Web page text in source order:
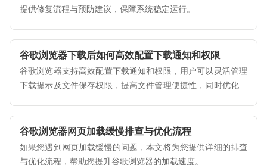
提供修复流程与预防建议，保障系统稳定运行。
谷歌浏览器下载后如何高效配置下载通知和权限
谷歌浏览器支持高效配置下载通知和权限，用户可以灵活管理
下载提示及文件保存权限，提高文件管理便捷性，同时优化操
谷歌浏览器网页加载缓慢排查与优化流程
如果您遇到网页加载缓慢的问题，本文将为您提供详细的排查
与优化流程，帮助您提升谷歌浏览器的加载速度。